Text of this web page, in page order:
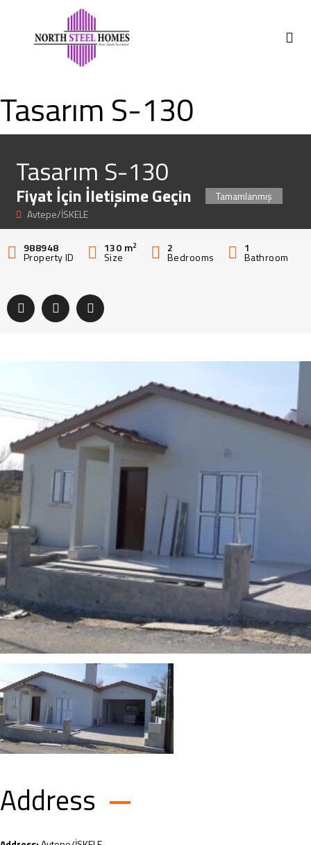
Tasarım S-130
Tasarım S-130
Fiyat İçin İletişime Geçin
Tamamlanmış
Avtepe/İSKELE
988948
Property ID
130 m2
Size
2
Bedrooms
1
Bathroom
Address